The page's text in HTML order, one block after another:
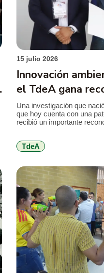
15 julio 2026
Innovación
el TdeA gana
alternativa al
Una investigación que
que hoy cuenta con una
recibió un importante
por un coagulante
TdeA